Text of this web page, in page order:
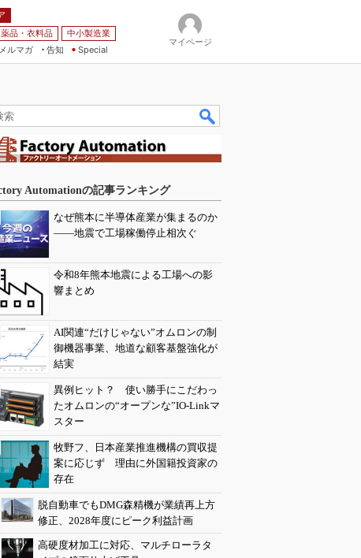
品・衣料品
中小製造業
メルマガ
告知 Special
マイページ
Automationの記事ランキング
なぜ熊本に半導体産業が集まるのか
――地震で工場稼働停止相次ぐ
令和8年熊本地震による工場への影
響まとめ
AI関連“だけじゃない”オムロンの制
御機器事業、地道な顧客基盤強化が
結実
異例ヒット？ 使い勝手にこだわっ
たオムロンの“オープンな”IO-Linkマ
スター
牧野フ、日本産業推進機構の買収提
案に応じず 理由に外国籍投資家の
存在
脱自動車でもDMG森精機が業績再上方
修正、2028年度にピーク利益計画
高硬度材加工に対応、マルチローラタ